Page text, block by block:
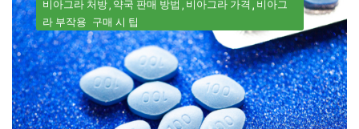
비아그라 처방 약국 판매 방법 비아그라 가격
비아그
라 부작용 구매 시 팁